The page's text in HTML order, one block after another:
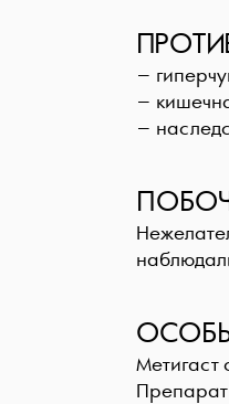
−
−
−
Метигаст
Препарат